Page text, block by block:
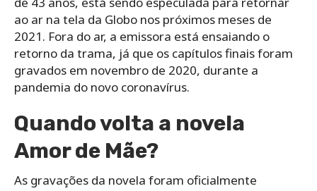
ao ar na tela da Globo nos próximos meses de
2021. Fora do ar, a emissora está ensaiando o
retorno da trama, já que os capítulos finais foram
gravados em novembro de 2020, durante a
pandemia do novo coronavírus.
Quando volta a novela
Amor de Mãe?
As gravações da novela foram oficialmente